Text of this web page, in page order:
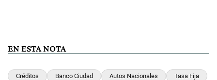
EN ESTA NOTA
Créditos Banco Ciudad Autos Nacionales Tasa Fija